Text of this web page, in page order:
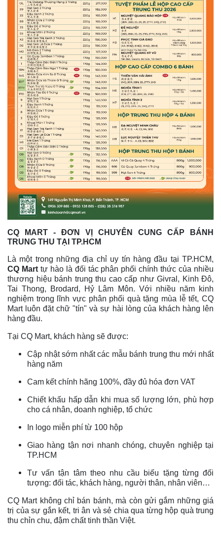
CQ MART - ĐƠN VỊ CHUYÊN CUNG CẤP BÁNH
TRUNG THU TẠI TP.HCM
Là một trong những địa chỉ uy tín hàng đầu tại TP.HCM,
CQ Marttự hào là đối tác phân phối chính thức của nhiều
thương hiệu bánh trung thu cao cấp như Givral, Kinh Đô,
Tai Thong, Brodard, Hỷ Lâm Môn. Với nhiều năm kinh
nghiệm trong lĩnh vực phân phối quà tặng mùa lễ tết, CQ
Mart luôn đặt chữ "tín" và sự hài lòng của khách hàng lên
hàng đầu.
Tại CQ Mart, khách hàng sẽ được:
Cập nhật sớm nhất các mẫu bánh trung thu mới nhất
hàng năm
Cam kết chính hãng 100%, đầy đủ hóa đơn VAT
Chiết khấu hấp dẫn khi mua số lượng lớn, phù hợp
cho cá nhân, doanh nghiệp, tổ chức
In logo miễn phí từ 100 hộp
Giao hàng tận nơi nhanh chóng, chuyên nghiệp tại
TP.HCM
Tư vấn tận tâm theo nhu cầu biếu tặng từng đối
tượng: đối tác, khách hàng, người thân, nhân viên…
CQ Mart không chỉ bán bánh, mà còn gửi gắm những giá
trị của sự gắn kết, tri ân và sẻ chia qua từng hộp quà trung
thu chỉn chu, đậm chất tinh thần Việt.